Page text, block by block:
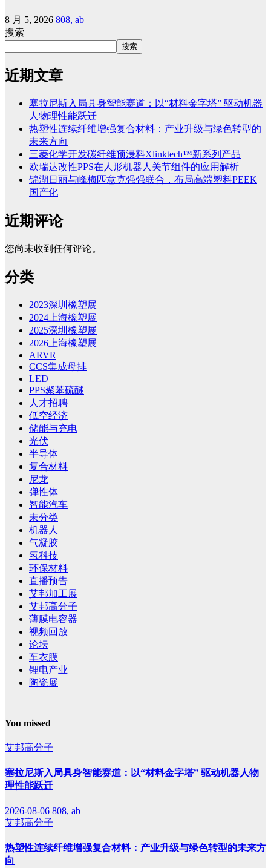
8 月 5, 2026 808, ab
搜索
搜索
近期文章
塞拉尼斯入局具身智能赛道：以“材料金字塔” 驱动机器
人物理性能跃迁
热塑性连续纤维增强复合材料：产业升级与绿色转型的
未来方向
三菱化学开发碳纤维预浸料Xlinktech™新系列产品
欧瑞达改性PPS在人形机器人关节组件的应用解析
锦湖日丽与峰梅匹意克强强联合，布局高端塑料PEEK
国产化
近期评论
您尚未收到任何评论。
分类
2023深圳橡塑展
2024上海橡塑展
2025深圳橡塑展
2026上海橡塑展
ARVR
CCS集成母排
LED
PPS聚苯硫醚
人才招聘
低空经济
储能与充电
光伏
半导体
复合材料
尼龙
弹性体
智能汽车
未分类
机器人
气凝胶
氢科技
环保材料
直播预告
艾邦加工展
艾邦高分子
薄膜电容器
视频回放
论坛
车衣膜
锂电产业
陶瓷展
You missed
艾邦高分子
塞拉尼斯入局具身智能赛道：以“材料金字塔” 驱动机器人物
理性能跃迁
2026-08-06 808, ab
艾邦高分子
热塑性连续纤维增强复合材料：产业升级与绿色转型的未来方
向